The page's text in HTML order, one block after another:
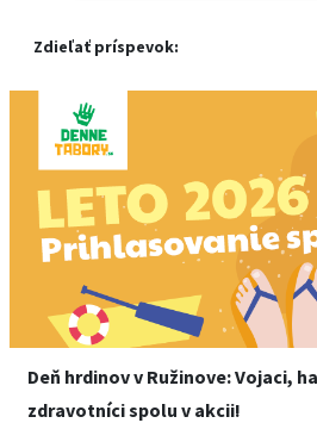
Zdieľať príspevok:
Deň hrdinov v Ružinove: Vojaci,
zdravotníci spolu v akcii!